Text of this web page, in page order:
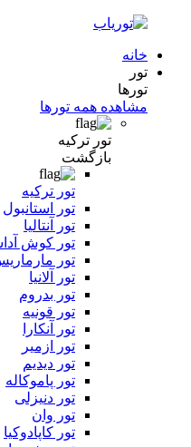
خانه
تور
تورها
مشاهده همه تورها
تور ترکیه
بازگشت
تور ترکیه
تور استانبول
تور آنتالیا
تور کوش
تور
تور آلانیا
تور بدروم
تور قونیه
تور آنکارا
تور ازمیر
تور دیدیم
تور پاموکاله
تور دنیزلی
تور وان
تور کاپادوکیا